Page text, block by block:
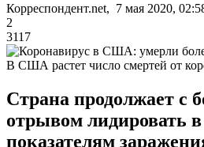
Корреспондент.net, 7 мая 2020,
2
3117
В США растет число смертей от
Страна продолжает с
отрывом лидировать
показателям